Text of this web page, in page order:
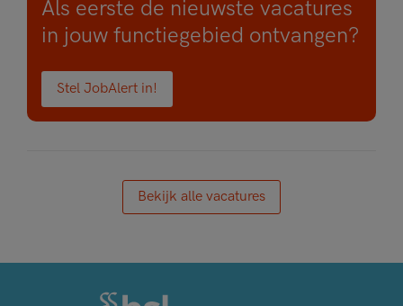
Als eerste de nieuwste vacatures
in jouw functiegebied ontvangen?
Stel JobAlert in!
Bekijk alle vacatures